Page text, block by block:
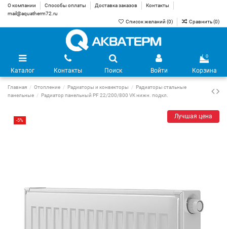
О компании Способы оплаты Доставка заказов
Контакты
mail@aquatherm72.ru
Список желаний (0) Сравнить (0)
Каталог Контакты Поиск Войти
0
Корзина
Главная Отопление Радиаторы и конвекторы
Радиаторы стальные
панельные
Радиатор панельный PF 22/200/800 VK нижн. подкл.
-5%
Лучшая цена